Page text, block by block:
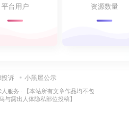
平台用户 资源数量
投诉 小黑屋公示
人服务 · 【本站所有文章作品均不包
露出人体隐私部位投稿】